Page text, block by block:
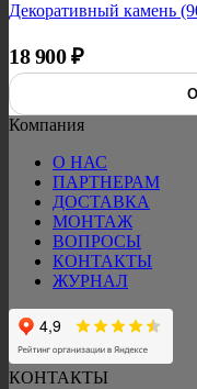
Декоративный камень
18 900₽
Компания
О НАС
ПАРТНЕРАМ
ДОСТАВКА
МОНТАЖ
ВОПРОСЫ
КОНТАКТЫ
ЖУРНАЛ
КОНТАКТЫ